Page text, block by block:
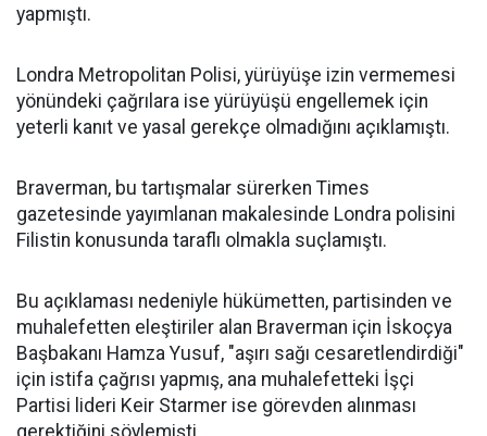
yapmıştı.
Londra Metropolitan Polisi, yürüyüşe izin vermemesi
yönündeki çağrılara ise yürüyüşü engellemek için
yeterli kanıt ve yasal gerekçe olmadığını açıklamıştı.
Braverman, bu tartışmalar sürerken Times
gazetesinde yayımlanan makalesinde Londra polisini
Filistin konusunda taraflı olmakla suçlamıştı.
Bu açıklaması nedeniyle hükümetten, partisinden ve
muhalefetten eleştiriler alan Braverman için İskoçya
Başbakanı Hamza Yusuf, "aşırı sağı cesaretlendirdiği"
için istifa çağrısı yapmış, ana muhalefetteki İşçi
Partisi lideri Keir Starmer ise görevden alınması
gerektiğini söylemişti.